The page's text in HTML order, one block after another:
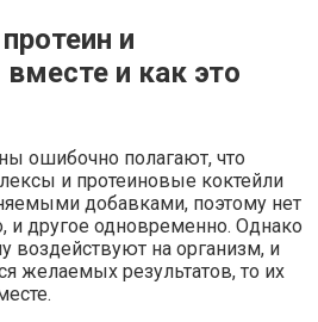
и
и как это
ошибочно полагают, что
и протеиновые коктейли
добавками, поэтому нет
и другое одновременно. Однако
воздействуют на организм, и
желаемых результатов, то их